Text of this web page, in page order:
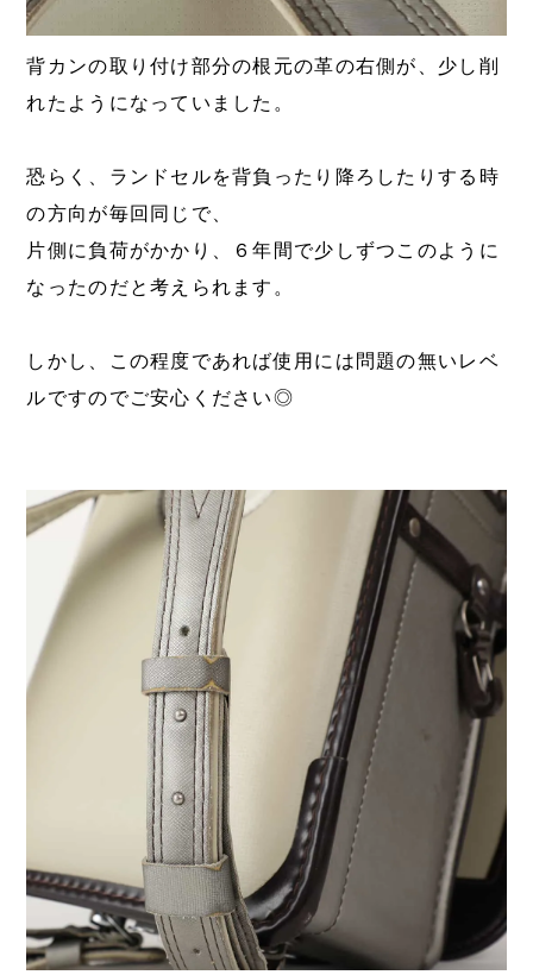
背カンの取り付け部分の根元の革の右側が、少し削
れたようになっていました。
恐らく、ランドセルを背負ったり降ろしたりする時
の方向が毎回同じで、
片側に負荷がかかり、６年間で少しずつこのように
なったのだと考えられます。
しかし、この程度であれば使用には問題の無いレベ
ルですのでご安心ください◎